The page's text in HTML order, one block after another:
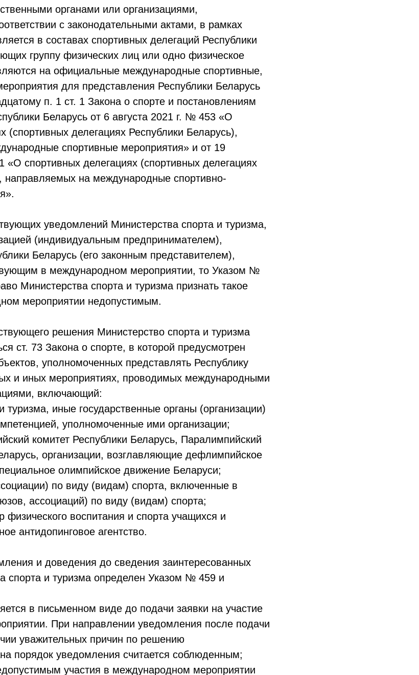
органами или организациями,
с законодательными актами, в рамках
в составах спортивных делегаций Республики
группу физических лиц или одно физическое
на официальные международные спортивные,
для представления Республики Беларусь
п. 1 ст. 1 Закона о спорте и постановлениям
Беларусь от 6 августа 2021 г. № 453 «О
(спортивных делегациях Республики Беларусь),
спортивные мероприятия» и от 19
«О спортивных делегациях (спортивных делегациях
направляемых на международные спортивно-
уведомлений Министерства спорта и туризма,
(индивидуальным предпринимателем),
Беларусь (его законным представителем),
в международном мероприятии, то Указом №
Министерства спорта и туризма признать такое
мероприятии недопустимым.
решения Министерство спорта и туризма
ст. 73 Закона о спорте, в которой предусмотрен
уполномоченных представлять Республику
и иных мероприятиях, проводимых международными
включающий:
туризма, иные государственные органы (организации)
уполномоченные ими организации;
комитет Республики Беларусь, Паралимпийский
организации, возглавляющие дефлимпийское
олимпийское движение Беларуси;
по виду (видам) спорта, включенные в
ассоциаций) по виду (видам) спорта;
физического воспитания и спорта учащихся и
антидопинговое агентство.
и доведения до сведения заинтересованных
спорта и туризма определен Указом № 459 и
в письменном виде до подачи заявки на участие
При направлении уведомления после подачи
уважительных причин по решению
порядок уведомления считается соблюденным;
участия в международном мероприятии